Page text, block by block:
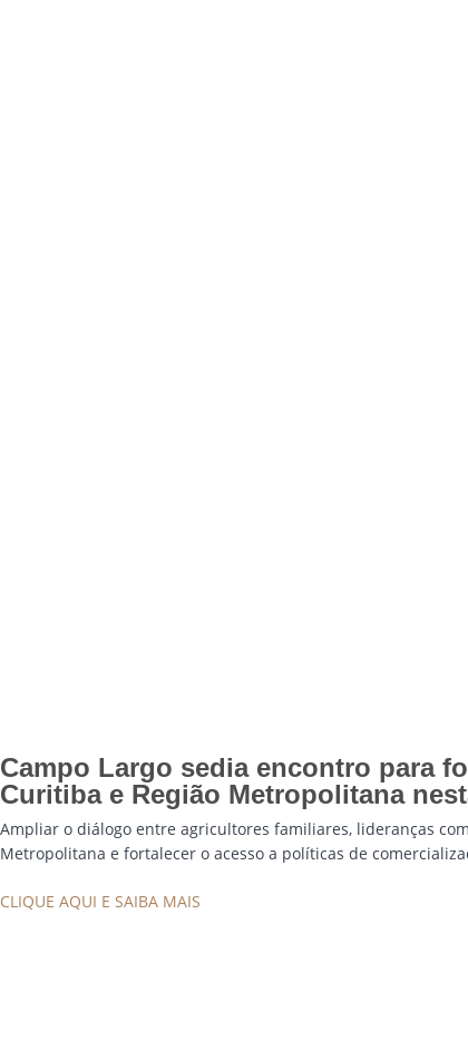
Campo Largo sedia encontro para
Curitiba e Região Metropolitana
Ampliar o diálogo entre agricultores familiares, lideranças
Metropolitana e fortalecer o acesso a políticas de
CLIQUE AQUI E SAIBA MAIS